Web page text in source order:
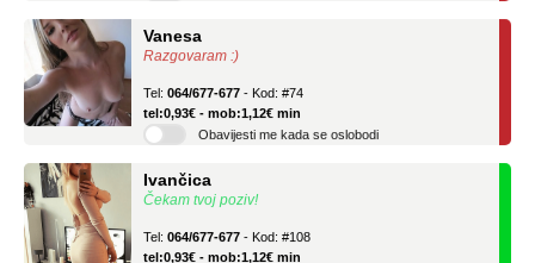
Razgovaram :)
tel:0,93€ - mob:1,12€ min
Obavijesti me kada se oslobodi
Čekam tvoj poziv!
tel:0,93€ - mob:1,12€ min